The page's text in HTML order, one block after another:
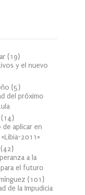
(19)
y el nuevo
(5)
del próximo
(14)
aplicar en
2011»
(42)
a la
el futuro
(101 )
de la Impudicia